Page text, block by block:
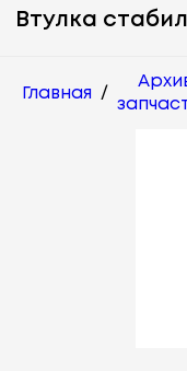
Втулка
Главная /